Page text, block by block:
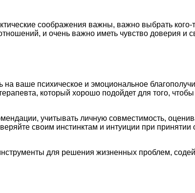
соображения важны, важно выбрать кого-
и очень важно иметь чувство доверия и
ваше психическое и эмоциональное
который хорошо подойдет для того,
учитывать личную совместимость,
своим инстинктам и интуиции при принятии
для решения жизненных проблем,